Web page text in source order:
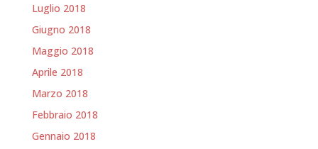
Luglio 2018
Giugno 2018
Maggio 2018
Aprile 2018
Marzo 2018
Febbraio 2018
Gennaio 2018